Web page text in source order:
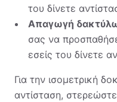
του δίνετε
Απαγωγή
σας να
εσείς του δίνετε
Για την ισομετρική
αντίσταση,